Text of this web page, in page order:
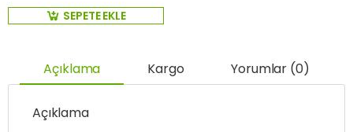
SEPETE EKLE
Açıklama Kargo Yorumlar (0)
Açıklama